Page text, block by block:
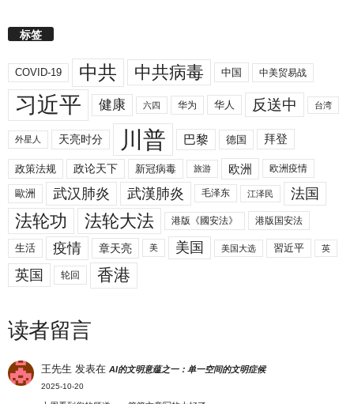
标签
COVID-19 中共 中共病毒 中国 中美贸易战
习近平 健康 六四 华为 华人 反送中 台湾
外星人 天亮时分 川普 巴黎 德国 拜登
政策法规 政论天下 新冠病毒 旅游 欧洲 欧洲疫情
歐洲 武汉肺炎 武漢肺炎 毛泽东 江泽民 法国
法轮功 法轮大法 港版《國安法》 港版国安法
生活 疫情 章天亮 美 美国 美国大选 習近平 英
英国 轮回 香港
读者留言
王先生 发表在AI的文明意蕴之一：单一空间的文明症候
2025-10-20